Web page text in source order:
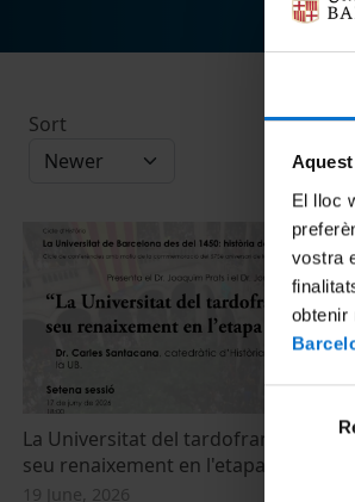
El lloc
vostra
obtenir
Sort
La Universitat del tardofranquisme i
seu renaixement en l'etapa
19 June, 2026